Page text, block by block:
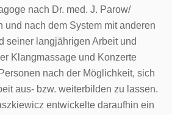
nach Dr. med. J. Parow/
und nach dem System mit anderen
seiner langjährigen Arbeit und
Klangmassage und Konzerte
nach der Möglichkeit, sich
aus- bzw. weiterbilden zu lassen.
entwickelte daraufhin ein